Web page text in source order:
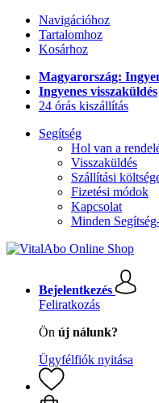
Navigációhoz
Tartalomhoz
Kosárhoz
Magyarország:
Ingyenes visszaküldés
24 órás kiszállítás
Segítség
Hol van a
Visszaküldés
Szállítási
Fizetési módok
Kapcsolat
Minden
Bejelentkezés
Feliratkozás
Ön új nálunk?
Ügyfélfiók nyitása